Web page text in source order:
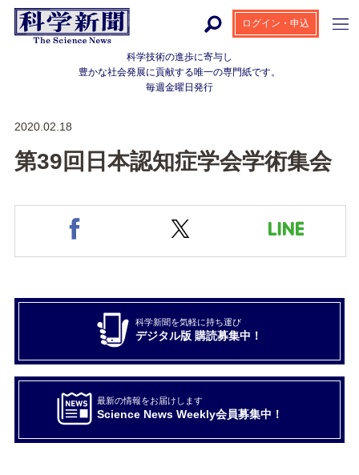
科学技術の進歩に寄与し
豊かな社会発展に貢献する唯一の専門紙です。
毎週金曜日発行
ログイン・申込
2020.02.18
第39回日本認知症学会学術集会
科学新聞を気軽に持ち運び
デジタル版 購読募集中！
最新の情報をお届けします
Science News Weekly会員募集中！